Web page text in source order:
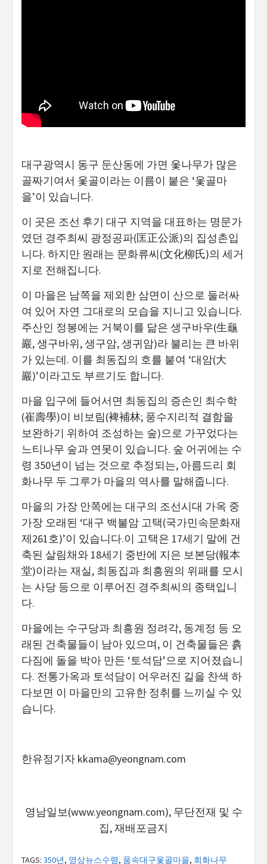
대구광역시 동구 둔산동에 가면 옻나무가 많은
골짜기여서 옻골이라는 이름이 붙은 ‘옻골마
을’이 있습니다.
이 곳은 조선 후기 대구 지역을 대표하는 명문가
였던 경주최씨 광정공파(匡正公派)의 집성촌입
니다. 하지만 원래는 문화류씨(文化柳氏)의 세거
지로 전해집니다.
이 마을은 남쪽을 제외한 삼면이 산으로 둘러싸
여 있어 자연 그대로의 모습을 지니고 있습니다.
주산인 정봉에는 거북이를 닮은 생구바우(生龜
巖, 생구바위, 생구암, 생귀암)라 불리는 큰 바위
가 있는데. 이를 최동집의 호를 붙여 ‘대암(大
巖)’이라고도 부르기도 합니다.
마을 입구에 들어서면 최동집의 증손인 최수학
(崔壽學)이 비보림(裨補林; 풍수지리적 결함을
보완하기 위하여 조성하는 숲)으로 가꾸었다는
느티나무 숲과 연못이 있습니다. 숲 어귀에는 수
령 350년이 넘는 것으로 추정되는, 아름드리 회
화나무 두 그루가 마을의 역사를 말해줍니다.
마을의 가장 안쪽에는 대구의 조선시대 가옥 중
가장 오래된 ‘대구 백불암 고택(국가민속문화재
제261호)’이 있습니다.이 고택은 17세기 말에 건
축된 살림채와 18세기 중반에 지은 보본당(報本
堂)이라는 재실, 최동집과 최흥원의 위패를 모시
는 사당 등으로 이루어진 경주최씨의 종택입니
다.
마을에는 수구당과 최흥원 정려각, 동계정 등 오
래된 건축물들이 남아 있으며, 이 건축물들은 흙
다짐에 돌을 박아 만든 ‘토석담’으로 지어졌습니
다. 전통가옥과 토석담이 어우러진 길을 찬색 하
다보면 이 마을만의 고유한 정취를 느끼실 수 있
습니다.
한유정기자 kkama@yeongnam.com
영남일보(www.yeongnam.com), 무단전재 및 수
집, 재배포금지
TAGS: 350년, 영상뉴스수령, 품속대구옻골마을, 회화나무